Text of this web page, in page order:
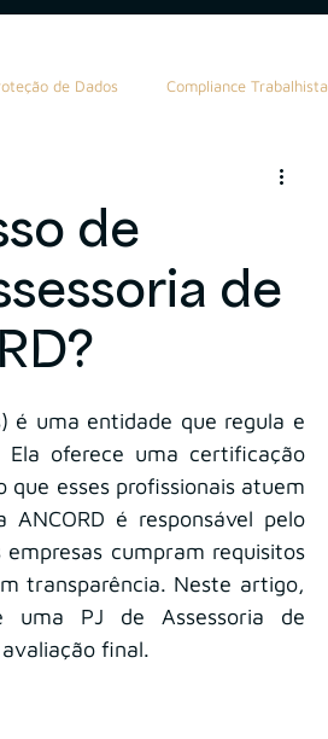
de Dados Compliance Trabalhista
AIInFinance
de
de
é uma entidade que regula e
Ela oferece uma certificação
esses profissionais atuem
vinculados à corretoras. Já para Pessoas Jurídicas (PJ), a ANCORD é responsável pelo
cumpram requisitos
transparência. Neste artigo,
uma PJ de Assessoria de
final.